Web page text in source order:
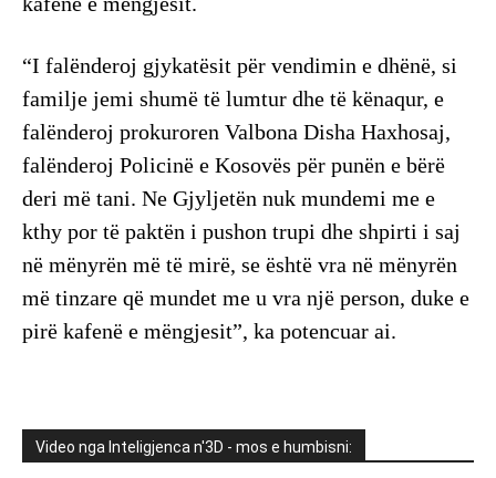
“I falënderoj gjykatësit për vendimin e dhënë, si
familje jemi shumë të lumtur dhe të kënaqur, e
falënderoj prokuroren Valbona Disha Haxhosaj,
falënderoj Policinë e Kosovës për punën e bërë
deri më tani. Ne Gjyljetën nuk mundemi me e
kthy por të paktën i pushon trupi dhe shpirti i saj
në mënyrën më të mirë, se është vra në mënyrën
më tinzare që mundet me u vra një person, duke e
pirë kafenë e mëngjesit”, ka potencuar ai.
Video nga Inteligjenca n'3D - mos e humbisni: